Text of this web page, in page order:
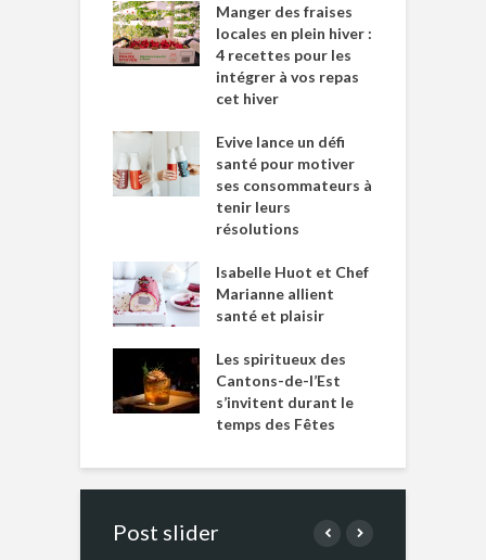
Manger des fraises
locales en plein hiver :
4 recettes pour les
intégrer à vos repas
cet hiver
Evive lance un défi
santé pour motiver
ses consommateurs à
tenir leurs
résolutions
Isabelle Huot et Chef
Marianne allient
santé et plaisir
Les spiritueux des
Cantons-de-l’Est
s’invitent durant le
temps des Fêtes
Post slider